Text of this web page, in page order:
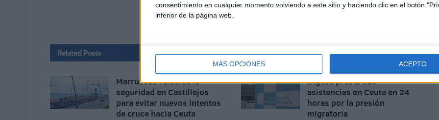
consentimiento en cualquier momento volviendo a este sitio y haciendo clic en el botón
inferior de la página web.
MÁS OPCIONES ACEPTO
Related Posts
Marruecos refuerza la
seguridad en Castillejos
para evitar nuevos intentos
de cruce hacia Ceuta
Ingesa presta 329
asistencias en Ceuta en 24
horas por la presión
migratoria